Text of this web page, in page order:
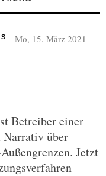
Mo, 15. März 2021
Betreiber einer
über
Jetzt